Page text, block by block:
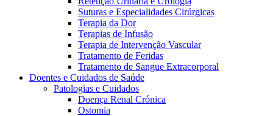
Cuidados Domiciliários
Vagas disponíveis
Descubra as tuas oportunidades de carreira na B. Braun.
Suturas e Especialidades Cirúrgicas
Terapia da Dor
Terapias de Infusão
Terapia de Intervenção Vascular
Tratamento de Feridas
Tratamento de Sangue Extracorporal
Doentes e Cuidados de Saúde
Patologias e Cuidados
Doença Renal Crónica
Ostomia